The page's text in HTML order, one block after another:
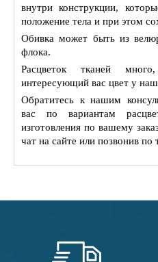
внутри конструкции,
положение тела и при этом
Обивка может быть из
флока.
Расцветок тканей
интересующий вас цвет у
Обратитесь к нашим
вас по вариантам
изготовления по вашему
чат на сайте или позвонив по